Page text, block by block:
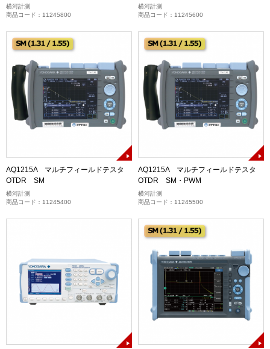
横河計測
商品コード：11245800
横河計測
商品コード：11245600
AQ1215A マルチフィールドテスタ
OTDR SM
横河計測
商品コード：11245400
AQ1215A マルチフィールドテスタ
OTDR SM・PWM
横河計測
商品コード：11245500